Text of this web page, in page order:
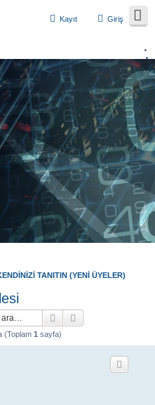
Giriş
Kayıt
TANITIN (YENİ ÜYELER)
Ara
(Toplam 1 sayfa)